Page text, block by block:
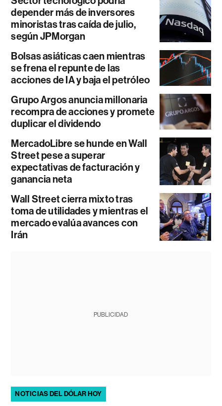
depender más de inversores
minoristas tras caída de julio,
según JPMorgan
Bolsas asiáticas caen mientras
se frena el repunte de las
acciones de IA y baja el petróleo
Grupo Argos anuncia millonaria
recompra de acciones y promete
duplicar el dividendo
MercadoLibre se hunde en Wall
Street pese a superar
expectativas de facturación y
ganancia neta
Wall Street cierra mixto tras
toma de utilidades y mientras el
mercado evalúa avances con
Irán
PUBLICIDAD
NOTICIAS DEL DÓLAR HOY